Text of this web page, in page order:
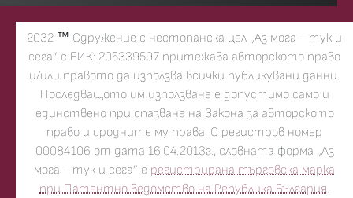
2032 ™ Сдружение с нестопанска цел „Аз мога - тук и
сега” с ЕИК: 205339597 притежава авторското право
и/или правото да използва всички публикувани данни.
Последващото им използване е допустимо само и
единствено при спазване на Закона за авторското
право и сродните му права. С регистров номер
00084106 от дата 16.04.2013г., словната форма „Аз
мога - тук и сега” е регистрирана търговска марка
при Патентно ведомство на Република България.